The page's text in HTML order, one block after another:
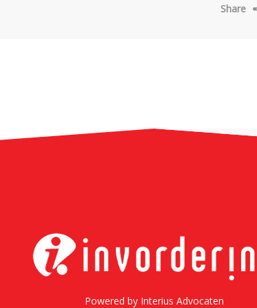
Share
Powered by Interius Advocaten